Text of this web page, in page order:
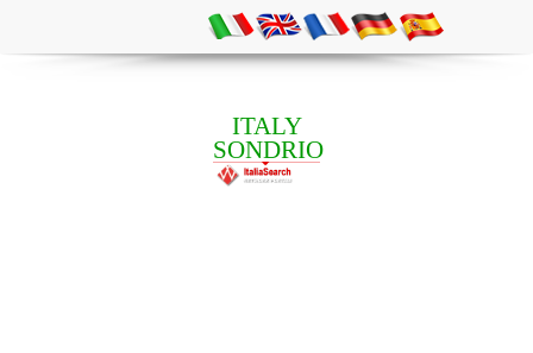
ITALY
SONDRIO